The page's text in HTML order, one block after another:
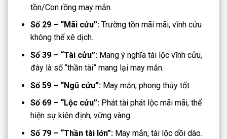
tồn/Con rồng may mắn.
Số 29 – “Mãi cửu”:Trường tồn mãi mãi, vĩnh cửu
không thể xê dịch.
Số 39 – “Tài cửu”:Mang ý nghĩa tài lộc vĩnh cửu,
đây là số “thần tài” mang lại may mắn.
Số 59 – “Ngũ cửu”:May mắn, phong thủy tốt.
Số 69 – “Lộc cửu”:Phát tài phát lộc mãi mãi, thể
hiện sự kiên định, vững vàng.
Số 79 – “Thần tài lớn”:May mắn, tài lộc dồi dào.